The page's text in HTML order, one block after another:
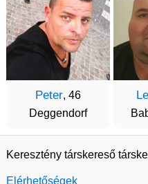
Peter, 46
Deggendorf
Keresztény társkereső
Elérhetőségek